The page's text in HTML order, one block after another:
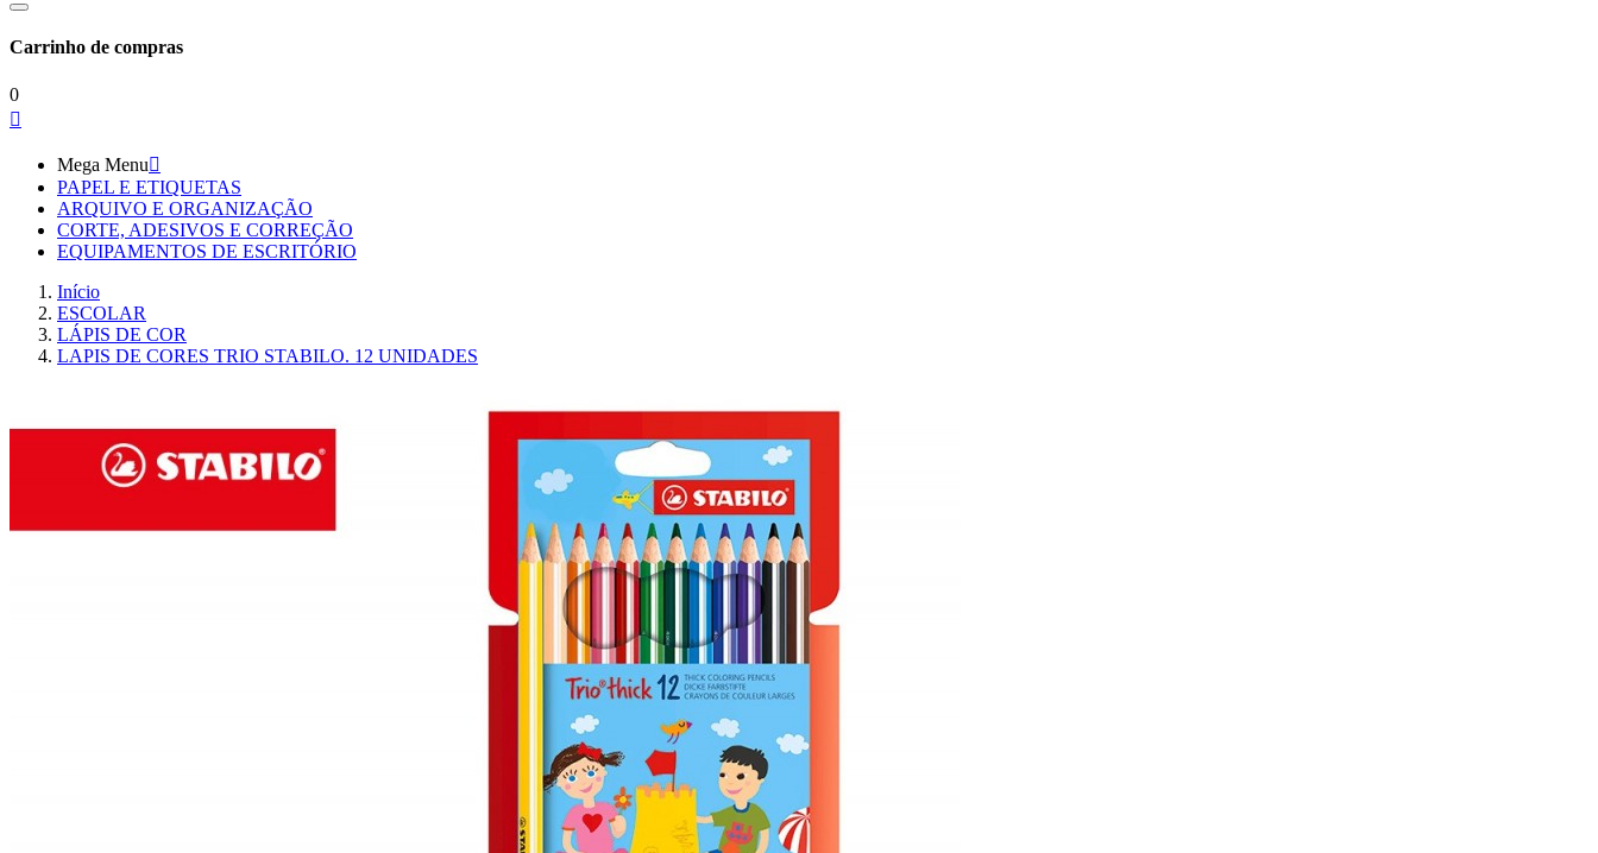
Carrinho de compras
0

Mega Menu
PAPEL E ETIQUETAS
ARQUIVO E ORGANIZAÇÃO
CORTE, ADESIVOS E CORREÇÃO
EQUIPAMENTOS DE ESCRITÓRIO
Início
ESCOLAR
LÁPIS DE COR
LAPIS DE CORES TRIO STABILO. 12 UNIDADES